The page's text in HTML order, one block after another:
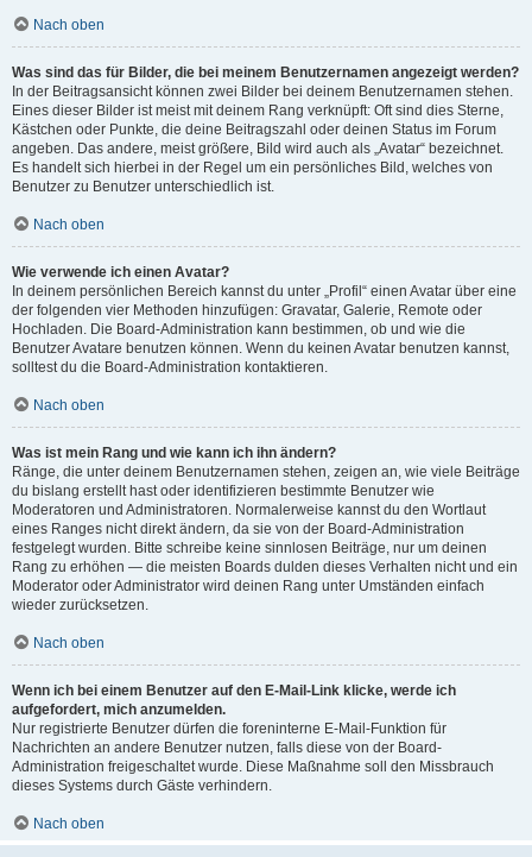
Nach oben
Was sind das für Bilder, die bei meinem Benutzernamen angezeigt werden?
In der Beitragsansicht können zwei Bilder bei deinem Benutzernamen stehen.
Eines dieser Bilder ist meist mit deinem Rang verknüpft: Oft sind dies Sterne,
Kästchen oder Punkte, die deine Beitragszahl oder deinen Status im Forum
angeben. Das andere, meist größere, Bild wird auch als „Avatar“ bezeichnet.
Es handelt sich hierbei in der Regel um ein persönliches Bild, welches von
Benutzer zu Benutzer unterschiedlich ist.
Nach oben
Wie verwende ich einen Avatar?
In deinem persönlichen Bereich kannst du unter „Profil“ einen Avatar über eine
der folgenden vier Methoden hinzufügen: Gravatar, Galerie, Remote oder
Hochladen. Die Board-Administration kann bestimmen, ob und wie die
Benutzer Avatare benutzen können. Wenn du keinen Avatar benutzen kannst,
solltest du die Board-Administration kontaktieren.
Nach oben
Was ist mein Rang und wie kann ich ihn ändern?
Ränge, die unter deinem Benutzernamen stehen, zeigen an, wie viele Beiträge
du bislang erstellt hast oder identifizieren bestimmte Benutzer wie
Moderatoren und Administratoren. Normalerweise kannst du den Wortlaut
eines Ranges nicht direkt ändern, da sie von der Board-Administration
festgelegt wurden. Bitte schreibe keine sinnlosen Beiträge, nur um deinen
Rang zu erhöhen — die meisten Boards dulden dieses Verhalten nicht und ein
Moderator oder Administrator wird deinen Rang unter Umständen einfach
wieder zurücksetzen.
Nach oben
Wenn ich bei einem Benutzer auf den E-Mail-Link klicke, werde ich
aufgefordert, mich anzumelden.
Nur registrierte Benutzer dürfen die foreninterne E-Mail-Funktion für
Nachrichten an andere Benutzer nutzen, falls diese von der Board-
Administration freigeschaltet wurde. Diese Maßnahme soll den Missbrauch
dieses Systems durch Gäste verhindern.
Nach oben